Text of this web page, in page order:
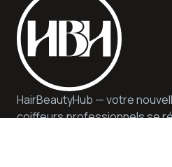
HairBeautyHub — votre
coiffeurs professionnels se